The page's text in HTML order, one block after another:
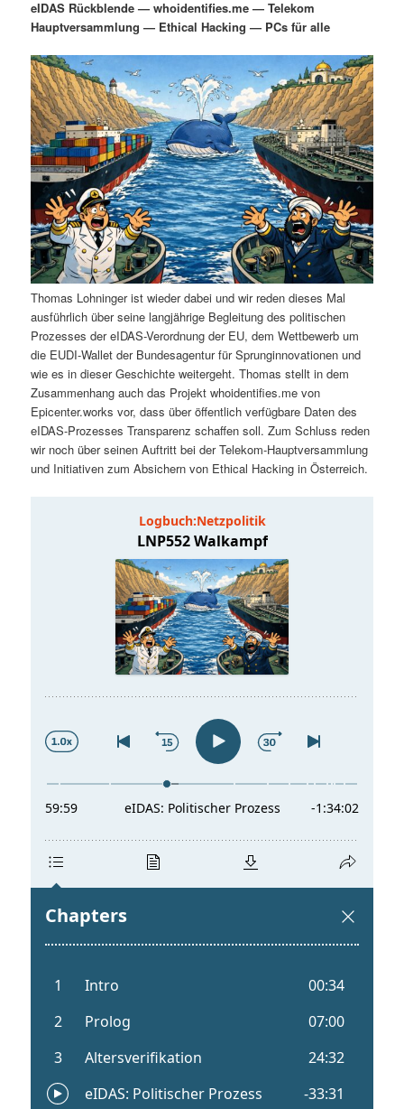
m
ä
r
e
n
I
n
h
a
l
t
s
n
u
n
d
ä
r
e
n
I
n
h
a
g
n
s
n
a
v
i
g
a
t
i
o
n
eIDAS Rückblende — whoidentifies.me — Telekom
Hauptversammlung — Ethical Hacking — PCs für alle
Thomas Lohninger ist wieder dabei und wir reden dieses Mal
ausführlich über seine langjährige Begleitung des politischen
Prozesses der eIDAS-Verordnung der EU, dem Wettbewerb um
die EUDI-Wallet der Bundesagentur für Sprunginnovationen und
wie es in dieser Geschichte weitergeht. Thomas stellt in dem
Zusammenhang auch das Projekt whoidentifies.me von
Epicenter.works vor, dass über öffentlich verfügbare Daten des
eIDAS-Prozesses Transparenz schaffen soll. Zum Schluss reden
wir noch über seinen Auftritt bei der Telekom-Hauptversammlung
und Initiativen zum Absichern von Ethical Hacking in Österreich.